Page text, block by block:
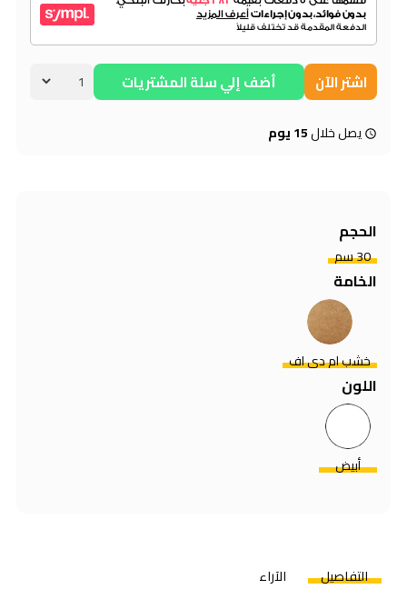
اشتر الآن أضف إلي سلة المشتريات
يصل خلال15 يوم
الحجم
30 سم
الخامة
خشب ام دي اف
اللون
أبيض
التفاصيل الآراء